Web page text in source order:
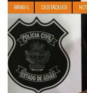
BRASIL DESTAQUES